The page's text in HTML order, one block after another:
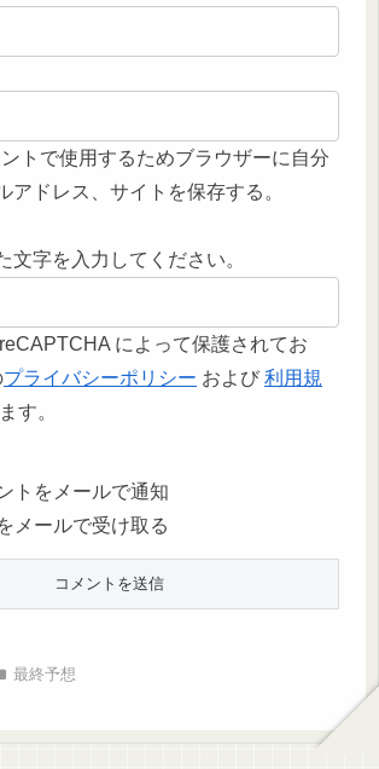
トで使用するためブラウザーに自分
アドレス、サイトを保存する。
文字を入力してください。
によって保護されてお
プライバシーポリシー および 利用規
す。
トをメールで通知
メールで受け取る
最終予想